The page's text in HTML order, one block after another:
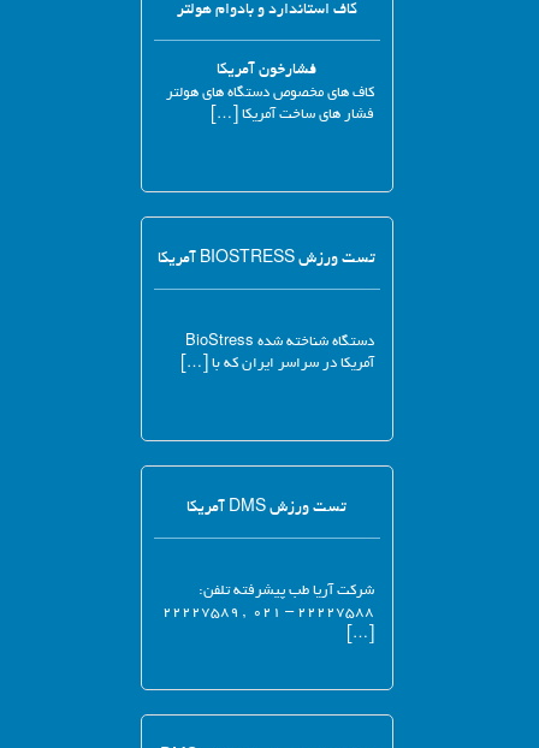
کاف استاندارد و بادوام هولتر
فشارخون آمریکا
کاف های مخصوص دستگاه های هولتر
فشار های ساخت آمریکا […]
تست ورزش BIOSTRESS آمریکا
دستگاه شناخته شده BioStress
آمریکا در سراسر ایران که با […]
تست ورزش DMS آمریکا
شرکت آریا طب پیشرفته تلفن:
۲۲۲۲۷۵۸۸ – ۰۲۱ , ۲۲۲۲۷۵۸۹
[…]